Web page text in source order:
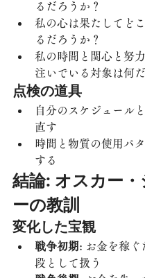
るだろうか？
私の心は果たしてど
るだろうか？
私の時間と関心と努
注いでいる対象は何
点検の道具
自分のスケジュール
直す
時間と物質の使用パ
する
結論: オスカー
ーの教訓
変化した宝観
戦争初期: お金を稼ぐ
段として扱う